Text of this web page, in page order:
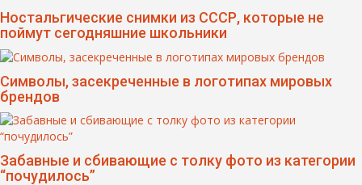
Ностальгические снимки из СССР, которые не
поймут сегодняшние школьники
Символы, засекреченные в логотипах мировых
брендов
Забавные и сбивающие с толку фото из категории
“почудилось”